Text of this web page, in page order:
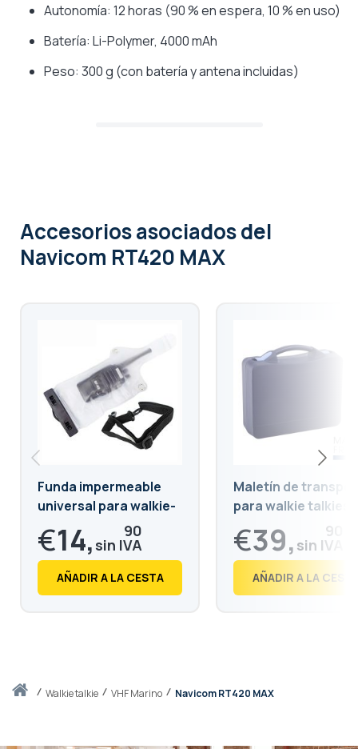
Inicio walkie talkie VHF Marino Navicom RT420 MAX
Autonomía: 12 horas (90 % en espera, 10 % en uso)
Batería: Li-Polymer, 4000 mAh
Peso: 300 g (con batería y antena incluidas)
Accesorios asociadosdel
Navicom RT420 MAX
Funda impermeable
universal para walkie-
talkie
€14, 90
€ 18,
AÑADIR A LA CESTA
Maletín de
para walkie talkies
€39, 90
€ 48,
AÑADIR A LA